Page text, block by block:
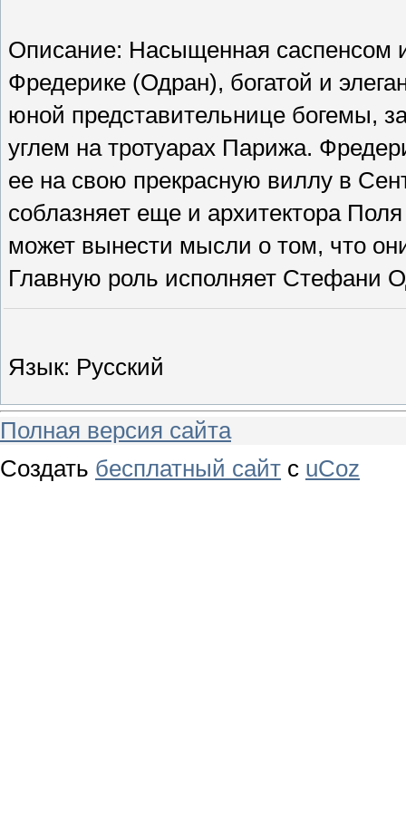
Описание: Насыщенная саспенсом
Фредерике (Одран), богатой и
юной представительнице богемы,
углем на тротуарах Парижа.
ее на свою прекрасную виллу в
соблазняет еще и архитектора
может вынести мысли о том, что
Главную роль исполняет Стефани
Язык: Русский
Полная версия сайта
Создать бесплатный сайт с uCoz